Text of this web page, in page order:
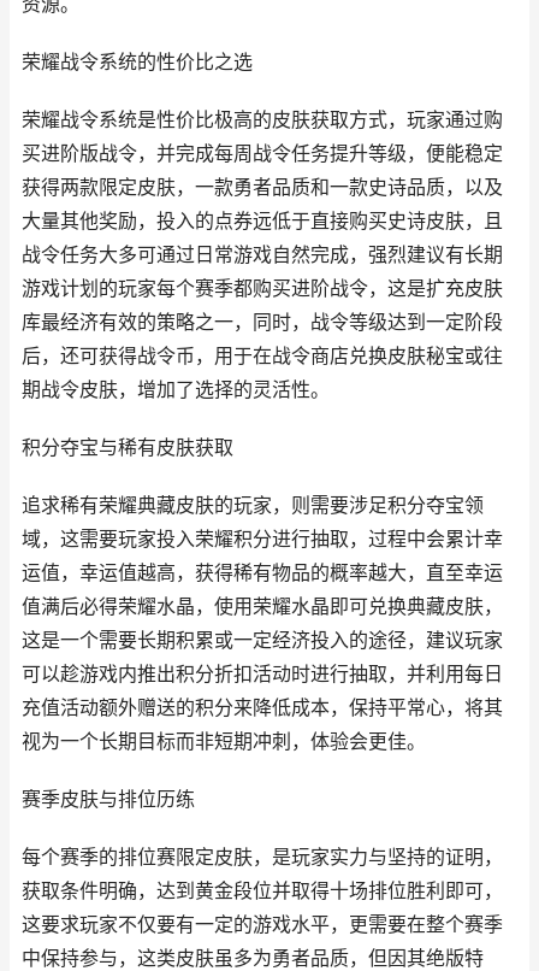
荣耀战令系统的性价比之选
荣耀战令系统是性价比极高的皮肤获取方式，玩家通过购
买进阶版战令，并完成每周战令任务提升等级，便能稳定
获得两款限定皮肤，一款勇者品质和一款史诗品质，以及
大量其他奖励，投入的点券远低于直接购买史诗皮肤，且
战令任务大多可通过日常游戏自然完成，强烈建议有长期
游戏计划的玩家每个赛季都购买进阶战令，这是扩充皮肤
库最经济有效的策略之一，同时，战令等级达到一定阶段
后，还可获得战令币，用于在战令商店兑换皮肤秘宝或往
期战令皮肤，增加了选择的灵活性。
积分夺宝与稀有皮肤获取
追求稀有荣耀典藏皮肤的玩家，则需要涉足积分夺宝领
域，这需要玩家投入荣耀积分进行抽取，过程中会累计幸
运值，幸运值越高，获得稀有物品的概率越大，直至幸运
值满后必得荣耀水晶，使用荣耀水晶即可兑换典藏皮肤，
这是一个需要长期积累或一定经济投入的途径，建议玩家
可以趁游戏内推出积分折扣活动时进行抽取，并利用每日
充值活动额外赠送的积分来降低成本，保持平常心，将其
视为一个长期目标而非短期冲刺，体验会更佳。
赛季皮肤与排位历练
每个赛季的排位赛限定皮肤，是玩家实力与坚持的证明，
获取条件明确，达到黄金段位并取得十场排位胜利即可，
这要求玩家不仅要有一定的游戏水平，更需要在整个赛季
中保持参与，这类皮肤虽多为勇者品质，但因其绝版特